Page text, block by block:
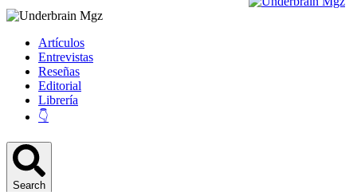
Artículos
Entrevistas
Reseñas
Editorial
Librería
👇
Search